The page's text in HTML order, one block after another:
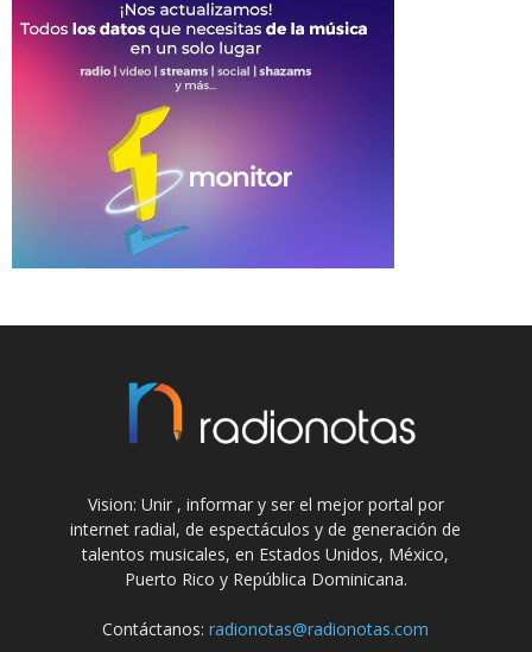
Vision: Unir , informar y ser el mejor portal por
internet radial, de espectáculos y de generación de
talentos musicales, en Estados Unidos, México,
Puerto Rico y República Dominicana.
Contáctanos:radionotas@radionotas.com